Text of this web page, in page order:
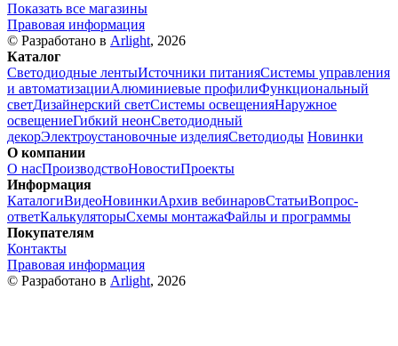
Показать все магазины
Правовая информация
© Разработано в Arlight, 2026
Каталог
Светодиодные лентыИсточники питанияСистемы управления
и автоматизацииАлюминиевые профилиФункциональный
светДизайнерский светСистемы освещенияНаружное
освещениеГибкий неонСветодиодный
декорЭлектроустановочные изделияСветодиоды Новинки
О компании
О насПроизводствоНовостиПроекты
Информация
КаталогиВидеоНовинкиАрхив вебинаровСтатьиВопрос-
ответКалькуляторыСхемы монтажаФайлы и программы
Покупателям
Контакты
Правовая информация
© Разработано в Arlight, 2026